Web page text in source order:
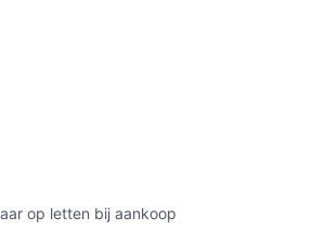
op letten bij aankoop